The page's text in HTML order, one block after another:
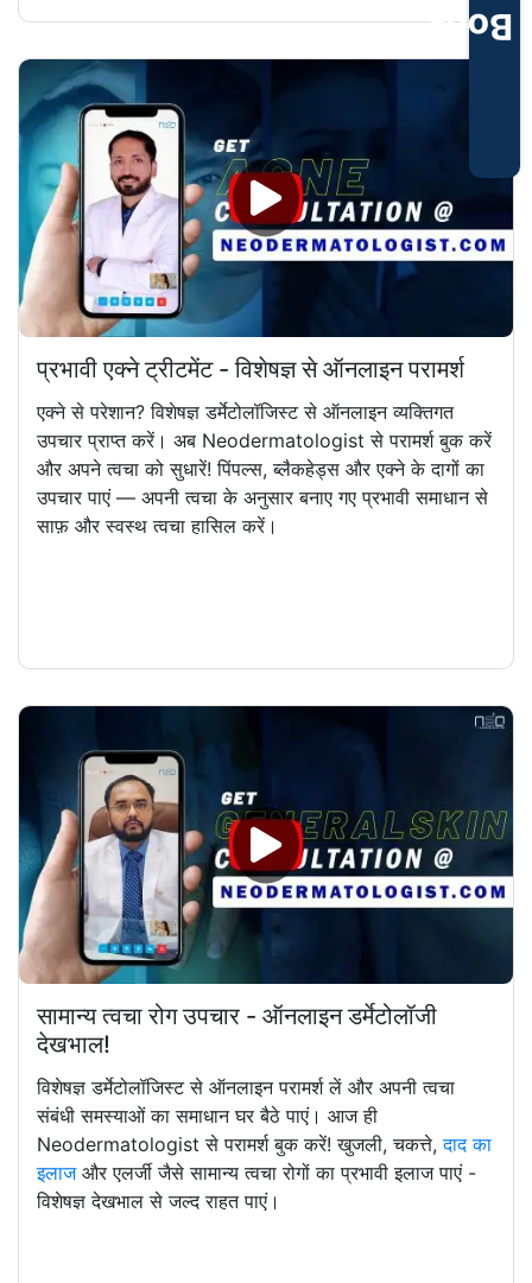
प्रभावी एक्ने ट्रीटमेंट - विशेषज्ञ से ऑनलाइन परामर्श
एक्ने से परेशान? विशेषज्ञ डर्मेटोलॉजिस्ट से ऑनलाइन व्यक्तिगत
उपचार प्राप्त करें। अब Neodermatologist से परामर्श बुक करें
और अपने त्वचा को सुधारें! पिंपल्स, ब्लैकहेड्स और एक्ने के दागों का
उपचार पाएं — अपनी त्वचा के अनुसार बनाए गए प्रभावी समाधान से
साफ़ और स्वस्थ त्वचा हासिल करें।
सामान्य त्वचा रोग उपचार - ऑनलाइन डर्मेटोलॉजी
देखभाल!
विशेषज्ञ डर्मेटोलॉजिस्ट से ऑनलाइन परामर्श लें और अपनी त्वचा
संबंधी समस्याओं का समाधान घर बैठे पाएं। आज ही
Neodermatologist से परामर्श बुक करें! खुजली, चकत्ते,दाद का
इलाजऔर एलर्जी जैसे सामान्य त्वचा रोगों का प्रभावी इलाज पाएं -
विशेषज्ञ देखभाल से जल्द राहत पाएं।
Book